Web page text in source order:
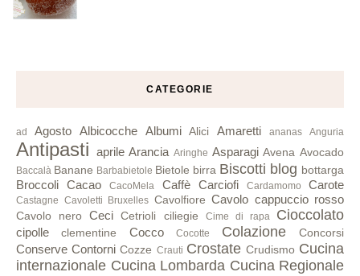
CATEGORIE
ad Agosto Albicocche Albumi Alici Amaretti ananas Anguria
Antipasti aprile Arancia Aringhe Asparagi Avena Avocado
Baccalà Banane Barbabietole Bietole birra Biscotti blog bottarga
Broccoli Cacao CacoMela Caffè Carciofi Cardamomo Carote
Castagne Cavoletti Bruxelles Cavolfiore Cavolo cappuccio rosso
Cavolo nero Ceci Cetrioli ciliegie Cime di rapa Cioccolato
cipolle clementine Cocco Cocotte Colazione Concorsi
Conserve Contorni Cozze Crauti Crostate Crudismo Cucina
internazionale Cucina Lombarda Cucina Regionale